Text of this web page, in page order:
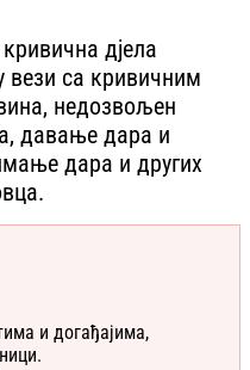
дјела
вези са кривичним
недозвољен
давање дара и
дара и других
и догађајима,